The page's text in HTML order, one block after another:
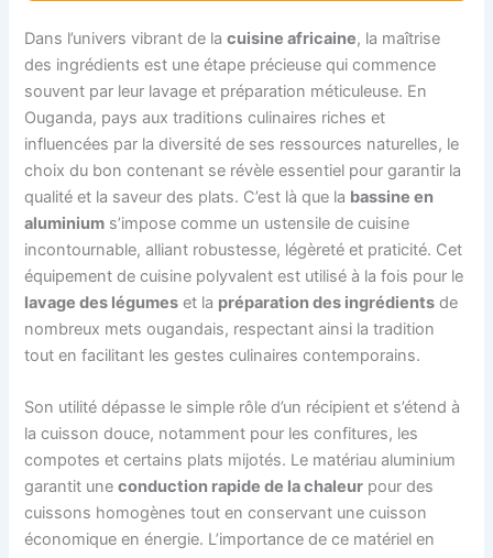
Dans l’univers vibrant de lacuisine africaine, la maîtrise
des ingrédients est une étape précieuse qui commence
souvent par leur lavage et préparation méticuleuse. En
Ouganda, pays aux traditions culinaires riches et
influencées par la diversité de ses ressources naturelles, le
choix du bon contenant se révèle essentiel pour garantir la
qualité et la saveur des plats. C’est là que la bassine en
aluminium s’impose comme un ustensile de cuisine
incontournable, alliant robustesse, légèreté et praticité. Cet
équipement de cuisine polyvalent est utilisé à la fois pour le
lavage des légumes et la préparation des ingrédients de
nombreux mets ougandais, respectant ainsi la tradition
tout en facilitant les gestes culinaires contemporains.
Son utilité dépasse le simple rôle d’un récipient et s’étend à
la cuisson douce, notamment pour les confitures, les
compotes et certains plats mijotés. Le matériau aluminium
garantit uneconduction rapide de la chaleur pour des
cuissons homogènes tout en conservant une cuisson
économique en énergie. L’importance de ce matériel en